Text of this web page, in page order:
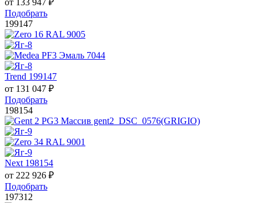
от 133 947 ₽
Подобрать
199147
Trend 199147
от 131 047 ₽
Подобрать
198154
Next 198154
от 222 926 ₽
Подобрать
197312